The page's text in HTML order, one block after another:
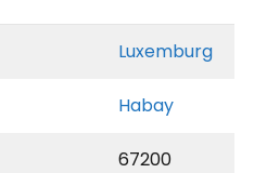
Luxemburg
Habay
67200